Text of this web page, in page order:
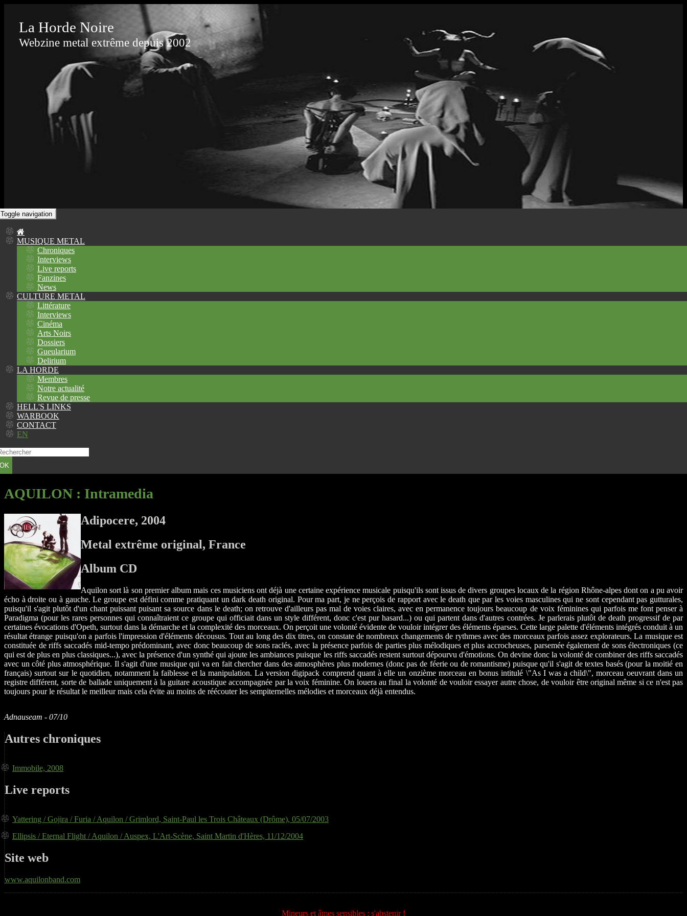
La Horde Noire
Webzine metal extrême depuis 2002
Toggle navigation
MUSIQUE METAL
Chroniques
Interviews
Live reports
Fanzines
News
CULTURE METAL
Littérature
Interviews
Cinéma
Arts Noirs
Dossiers
Gueularium
Delirium
LA HORDE
Membres
Notre actualité
Revue de presse
HELL'S LINKS
WARBOOK
CONTACT
EN
OK
AQUILON : Intramedia
Adipocere, 2004
Metal extrême original, France
Album CD
Aquilon sort là son premier album mais ces musiciens ont déjà une certaine expérience musicale puisqu'ils sont issus de divers groupes locaux de la région Rhône-alpes dont on a pu avoir
écho à droite ou à gauche. Le groupe est défini comme pratiquant un dark death original. Pour ma part, je ne perçois de rapport avec le death que par les voies masculines qui ne sont cependant pas gutturales,
puisqu'il s'agit plutôt d'un chant puissant puisant sa source dans le death; on retrouve d'ailleurs pas mal de voies claires, avec en permanence toujours beaucoup de voix féminines qui parfois me font penser à
Paradigma (pour les rares personnes qui connaîtraient ce groupe qui officiait dans un style différent, donc c'est pur hasard...) ou qui partent dans d'autres contrées. Je parlerais plutôt de death progressif de par
certaines évocations d'Opeth, surtout dans la démarche et la complexité des morceaux. On perçoit une volonté évidente de vouloir intégrer des éléments éparses. Cette large palette d'éléments intégrés conduit à un
résultat étrange puisqu'on a parfois l'impression d'éléments décousus. Tout au long des dix titres, on constate de nombreux changements de rythmes avec des morceaux parfois assez explorateurs. La musique est
constituée de riffs saccadés mid-tempo prédominant, avec donc beaucoup de sons raclés, avec la présence parfois de parties plus mélodiques et plus accrocheuses, parsemée également de sons électroniques (ce
qui est de plus en plus classiques...), avec la présence d'un synthé qui ajoute les ambiances puisque les riffs saccadés restent surtout dépourvu d'émotions. On devine donc la volonté de combiner des riffs saccadés
avec un côté plus atmosphérique. Il s'agit d'une musique qui va en fait chercher dans des atmosphères plus modernes (donc pas de féerie ou de romantisme) puisque qu'il s'agit de textes basés (pour la moitié en
français) surtout sur le quotidien, notamment la faiblesse et la manipulation. La version digipack comprend quant à elle un onzième morceau en bonus intitulé \"As I was a child\", morceau oeuvrant dans un
registre différent, sorte de ballade uniquement à la guitare acoustique accompagnée par la voix féminine. On louera au final la volonté de vouloir essayer autre chose, de vouloir être original même si ce n'est pas
toujours pour le résultat le meilleur mais cela évite au moins de réécouter les sempiternelles mélodies et morceaux déjà entendus.
Adnauseam - 07/10
Autres chroniques
Immobile, 2008
Live reports
Yattering / Gojira / Furia / Aquilon / Grimlord, Saint-Paul les Trois Châteaux (Drôme), 05/07/2003
Ellipsis / Eternal Flight / Aquilon / Auspex, L'Art-Scène, Saint Martin d'Hères, 11/12/2004
Site web
www.aquilonband.com
Mineurs et âmes sensibles : s'abstenir !